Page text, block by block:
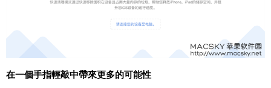
在一個手指輕敲中帶來更多的可能性